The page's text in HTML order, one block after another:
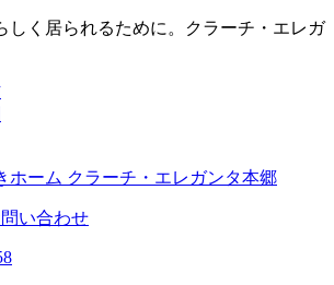
しく居られるために。クラーチ・エレガ
い合わせ